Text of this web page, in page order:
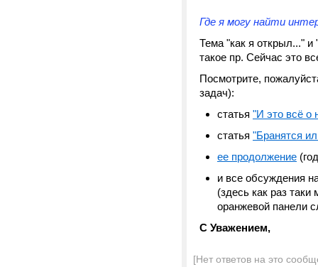
Где я могу найти
Тема "как я открыл..."
такое пр. Сейчас это
Посмотрите,
задач):
статья "И это всё о
статья "Бранятся
ее продолжение
и все обсуждения
(здесь как раз
оранжевой панели
С Уважением,
[Нет ответов на это